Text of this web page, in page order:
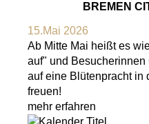
BREMEN
15.Mai 2026
Ab Mitte Mai heißt es
auf" und
auf eine Blütenpracht in
freuen!
mehr erfahren